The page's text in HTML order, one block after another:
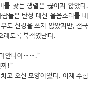
를 찾는 행렬은 끊이지 않았다.
들은 탄성 대신 울음소리를 내
도 신경을 쓰지 않았지만, 전국
래도록 북적였단다.
마안나아…….”
짜!”
고 오신 모양이었다. 이제 수험